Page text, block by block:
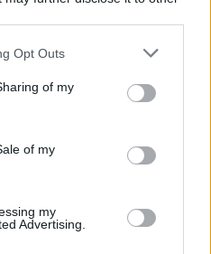
Opt Outs
of my
of my
my
Advertising.
Felicità”. Accanto agli spot TV, in
social dedicati sui canali